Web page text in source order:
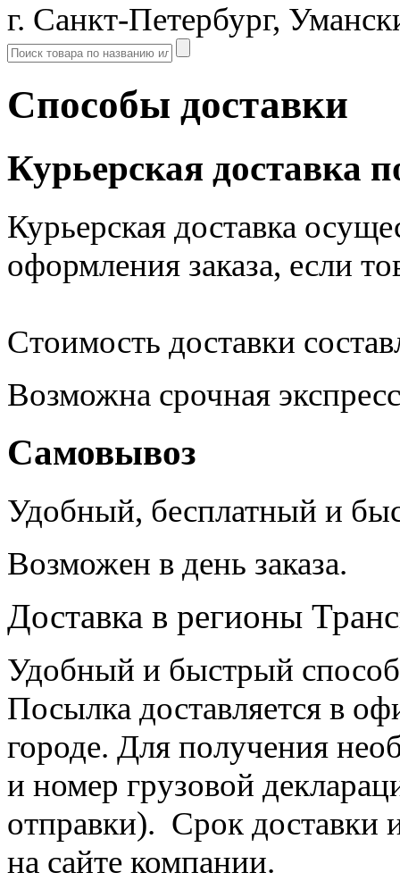
г. Санкт-Петербург,
Способы доставки
Курьерская доставка
Курьерская доставка
оформления заказа, если
Стоимость доставки
Возможна срочная
Самовывоз
Удобный, бесплатный и
Возможен в день заказа.
Доставка в регионы
Удобный и быстрый
Посылка доставляется в
городе. Для получения
и номер грузовой
отправки). Срок доставки
на сайте компании.